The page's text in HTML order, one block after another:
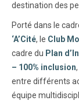
destination des
Porté dans le
‘A’Cité, le Club
cadre du Plan
– 100% inclusion
entre différents
équipe